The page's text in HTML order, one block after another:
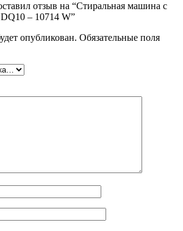
отзыв на “Стиральная машина c
– 10714 W”
опубликован. Обязательные поля